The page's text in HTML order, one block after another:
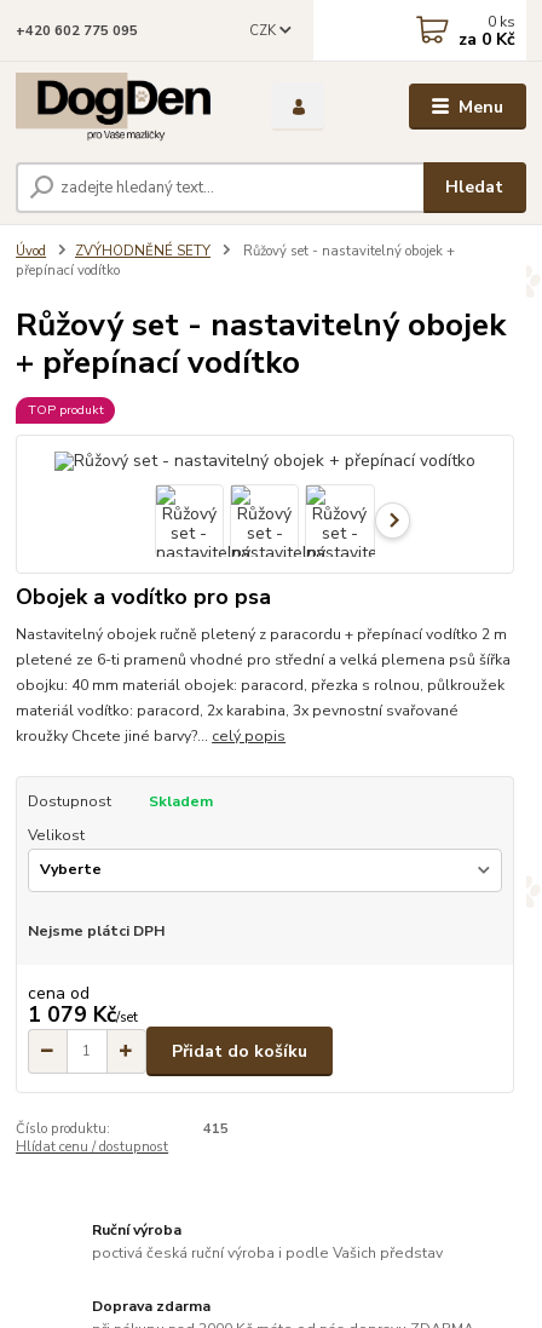
Menu
CZK
Hledat
+420 602 775 095 0 ks
za 0 Kč
Úvod ZVÝHODNĚNÉ SETY
Růžový set - nastavitelný obojek +
přepínací vodítko
Růžový set - nastavitelný obojek
+ přepínací vodítko
TOP produkt
Obojek a vodítko pro psa
Nastavitelný obojek ručně pletený z paracordu + přepínací vodítko 2 m
pletené ze 6-ti pramenů vhodné pro střední a velká plemena psů šířka
obojku: 40 mm materiál obojek: paracord, přezka s rolnou, půlkroužek
materiál vodítko: paracord, 2x karabina, 3x pevnostní svařované
kroužky Chcete jiné barvy?... celý popis
Dostupnost
Skladem
Velikost
Nejsme plátci DPH
cena od
1 079 Kč/set
Přidat do košíku
Číslo produktu:
415
Hlídat cenu / dostupnost
Ruční výroba
poctivá česká ruční výroba i podle Vašich představ
Doprava zdarma